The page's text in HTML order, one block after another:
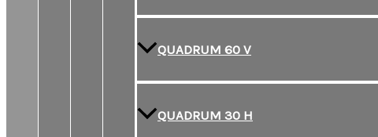
QUADRUM 60 V
QUADRUM 30 H